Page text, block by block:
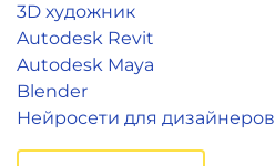
3D художник
Autodesk Revit
Autodesk Maya
Blender
Нейросети для дизайнеров